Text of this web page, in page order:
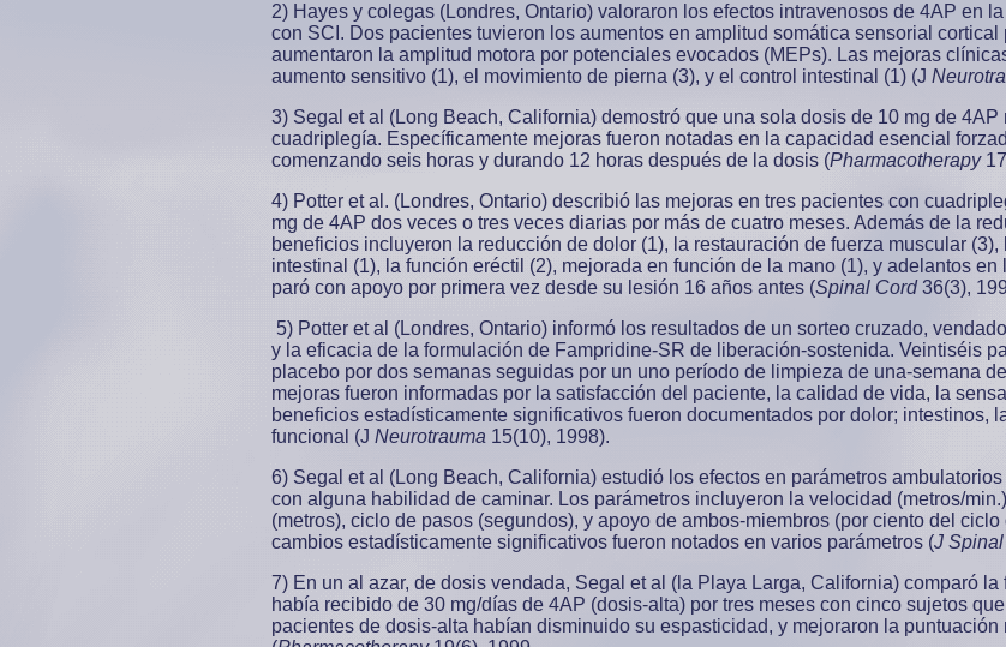
2) Hayes y colegas (Londres, Ontario) valoraron los efectos intravenosos de 4AP en
con SCI. Dos pacientes tuvieron los aumentos en amplitud somática sensorial
aumentaron la amplitud motora por potenciales evocados (MEPs). Las mejoras
aumento sensitivo (1), el movimiento de pierna (3), y el control intestinal (1) (J
3) Segal et al (Long Beach, California) demostró que una sola dosis de 10 mg de
cuadriplegía. Específicamente mejoras fueron notadas en la capacidad esencial
comenzando seis horas y durando 12 horas después de la dosis (Pharmacotherapy
4) Potter et al. (Londres, Ontario) describió las mejoras en tres pacientes con
mg de 4AP dos veces o tres veces diarias por más de cuatro meses. Además de la
beneficios incluyeron la reducción de dolor (1), la restauración de fuerza muscular
intestinal (1), la función eréctil (2), mejorada en función de la mano (1), y adelantos
paró con apoyo por primera vez desde su lesión 16 años antes (Spinal Cord36(3),
5) Potter et al (Londres, Ontario) informó los resultados de un sorteo cruzado,
y la eficacia de la formulación de Fampridine-SR de liberación-sostenida. Veintiséis
placebo por dos semanas seguidas por un uno período de limpieza de una-semana
mejoras fueron informadas por la satisfacción del paciente, la calidad de vida, la
beneficios estadísticamente significativos fueron documentados por dolor; intestinos,
funcional (J Neurotrauma 15(10), 1998).
6) Segal et al (Long Beach, California) estudió los efectos en parámetros
con alguna habilidad de caminar. Los parámetros incluyeron la velocidad (metros/
(metros), ciclo de pasos (segundos), y apoyo de ambos-miembros (por ciento del
cambios estadísticamente significativos fueron notados en varios parámetros (J
7) En un al azar, de dosis vendada, Segal et al (la Playa Larga, California) comparó
había recibido de 30 mg/días de 4AP (dosis-alta) por tres meses con cinco sujetos
pacientes de dosis-alta habían disminuido su espasticidad, y mejoraron la